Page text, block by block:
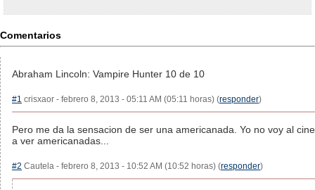
Comentarios
Abraham Lincoln: Vampire Hunter 10 de 10
#1 crisxaor - febrero 8, 2013 - 05:11 AM (05:11 horas) (responder)
Pero me da la sensacion de ser una americanada. Yo no voy al cine
a ver americanadas...
#2 Cautela - febrero 8, 2013 - 10:52 AM (10:52 horas) (responder)